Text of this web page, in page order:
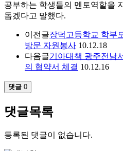
공부하는 학생들의 멘토역할을
돕겠다고 말했다.
이전글장덕고등학교 학부
방문 자원봉사 10.12.18
다음글기아대책 광주전남
의 협약서 체결 10.12.16
댓글 0
댓글목록
등록된 댓글이 없습니다.